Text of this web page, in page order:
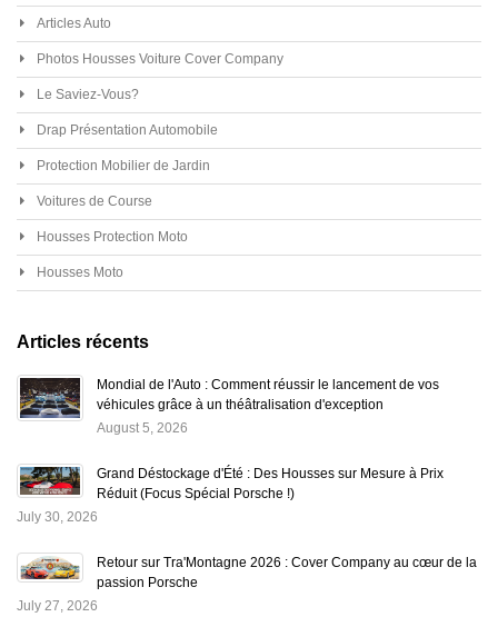
Articles Auto
Photos Housses Voiture Cover Company
Le Saviez-Vous?
Drap Présentation Automobile
Protection Mobilier de Jardin
Voitures de Course
Housses Protection Moto
Housses Moto
Articles récents
Mondial de l'Auto : Comment réussir le lancement de vos
véhicules grâce à un théâtralisation d'exception
August 5, 2026
Grand Déstockage d'Été : Des Housses sur Mesure à Prix
Réduit (Focus Spécial Porsche !)
July 30, 2026
Retour sur Tra'Montagne 2026 : Cover Company au cœur de la
passion Porsche
July 27, 2026